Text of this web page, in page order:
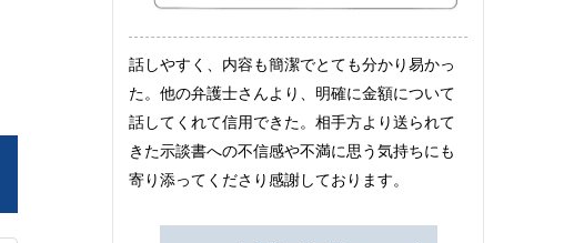
話しやすく、内容も簡潔でとても分かり易かっ
た。他の弁護士さんより、明確に金額について
話してくれて信用できた。相手方より送られて
きた示談書への不信感や不満に思う気持ちにも
寄り添ってくださり感謝しております。